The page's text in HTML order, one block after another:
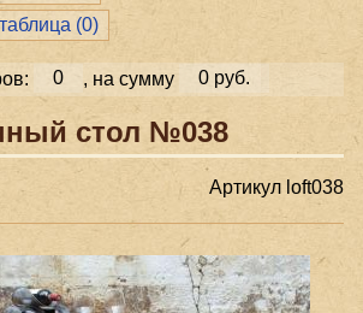
(0)
0 , на сумму 0 руб.
стол №038
Артикул loft038